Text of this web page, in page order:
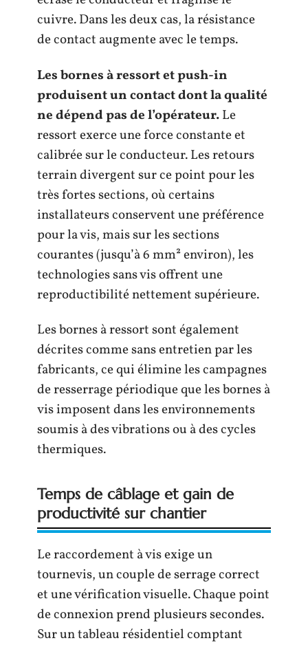
cuivre. Dans les deux cas, la résistance
de contact augmente avec le temps.
Les bornes à ressort et push-in
produisent un contact dont la qualité
ne dépend pas de l’opérateur.Le
ressort exerce une force constante et
calibrée sur le conducteur. Les retours
terrain divergent sur ce point pour les
très fortes sections, où certains
installateurs conservent une préférence
pour la vis, mais sur les sections
courantes (jusqu’à 6 mm² environ), les
technologies sans vis offrent une
reproductibilité nettement supérieure.
Les bornes à ressort sont également
décrites comme sans entretien par les
fabricants, ce qui élimine les campagnes
de resserrage périodique que les bornes à
vis imposent dans les environnements
soumis à des vibrations ou à des cycles
thermiques.
Temps de câblage et gain de
productivité sur chantier
Le raccordement à vis exige un
tournevis, un couple de serrage correct
et une vérification visuelle. Chaque point
de connexion prend plusieurs secondes.
Sur un tableau résidentiel comptant